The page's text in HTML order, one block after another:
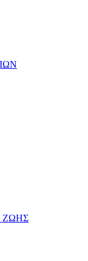
ΖΩΗΣ